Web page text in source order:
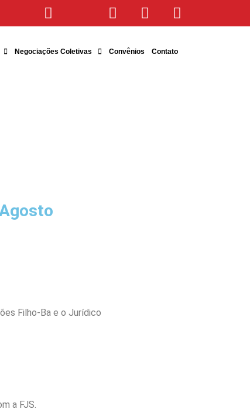
Negociações Coletivas Convênios Contato
Filho-Ba e o Jurídico
a FJS.